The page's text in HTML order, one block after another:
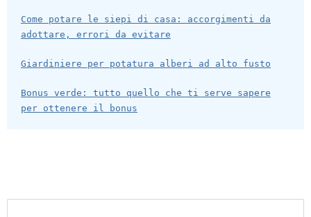
Come potare le siepi di casa: accorgimenti da
adottare, errori da evitare
Giardiniere per potatura alberi ad alto fusto
Bonus verde: tutto quello che ti serve sapere
per ottenere il bonus